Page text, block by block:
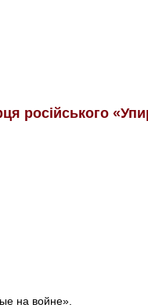
російського
на войне».